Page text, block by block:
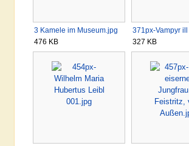
3 Kamele im Museum.jpg
476 KB
371px-Vampyr
327 KB